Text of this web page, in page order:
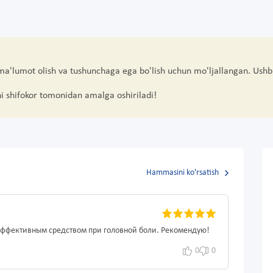
olish va tushunchaga ega bo'lish uchun mo'ljallangan.
shifokor tomonidan amalga oshiriladi!
Hammasini ko'rsatish
средством при головной боли. Рекомендую!
0 0